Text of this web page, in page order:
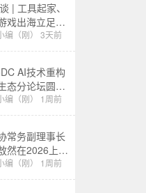
| 工具起家、
戏出海立足：
产品背后的生
（刚） 3天前
AI技术重构
态分论坛圆满
（刚） 1周前
常务副理事长
然在2026上海
英大会上的致
（刚） 1周前